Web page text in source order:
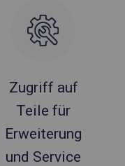
Zugriff auf
Teile für
Erweiterung
und Service